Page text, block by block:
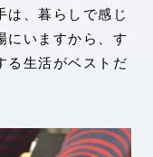
は、暮らしで感じ
にいますから、す
る生活がベストだ